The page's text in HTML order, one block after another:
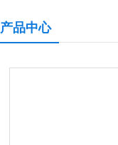
产品中心